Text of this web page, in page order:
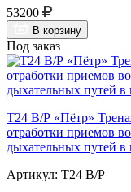
53200
В корзину
Под заказ
Т24 В/Р «Пётр»
отработки приемов
дыхательных путей
Артикул: Т24 В/Р